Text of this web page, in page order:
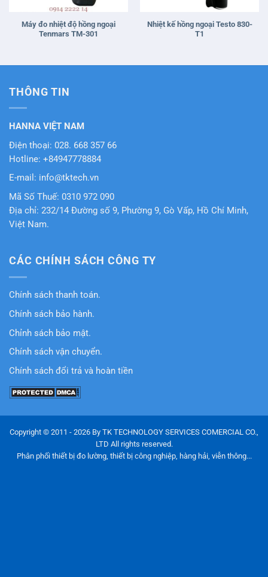
Máy đo nhiệt độ hồng ngoại
Tenmars TM-301
Nhiệt kế hồng ngoại Testo 830-
T1
THÔNG TIN
HANNA VIỆT NAM
Điện thoại: 028. 668 357 66
Hotline: +84947778884
E-mail: info@tktech.vn
Mã Số Thuế: 0310 972 090
Địa chỉ: 232/14 Đường số 9, Phường 9, Gò Vấp, Hồ Chí Minh,
Việt Nam.
CÁC CHÍNH SÁCH CÔNG TY
Chính sách thanh toán.
Chính sách bảo hành.
Chỉnh sách bảo mật.
Chính sách vận chuyển.
Chính sách đổi trả và hoàn tiền
Copyright © 2011 - 2026 By TK TECHNOLOGY SERVICES COMERCIAL CO.,
LTD All rights reserved.
Phân phối thiết bị đo lường, thiết bị công nghiệp, hàng hải, viễn thông...